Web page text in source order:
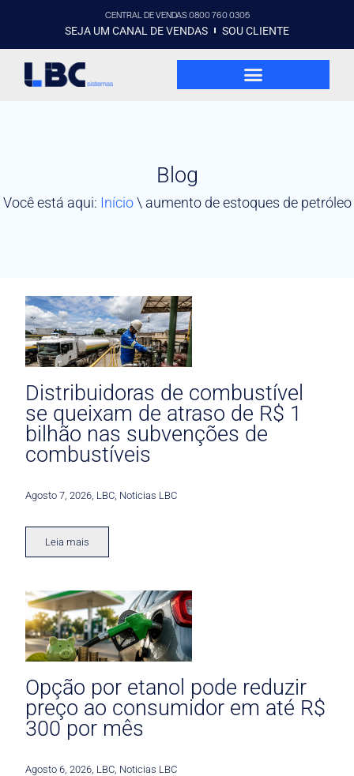
CENTRAL DE VENDAS 0800 760 0305
SEJA UM CANAL DE VENDAS SOU CLIENTE
Blog
Você está aqui: Início\ aumento de estoques de petróleo
Distribuidoras de combustível
se queixam de atraso de R$ 1
bilhão nas subvenções de
combustíveis
Agosto 7, 2026 LBC Noticias LBC
Leia mais
Opção por etanol pode reduzir
preço ao consumidor em até R$
300 por mês
Agosto 6, 2026 LBC Noticias LBC